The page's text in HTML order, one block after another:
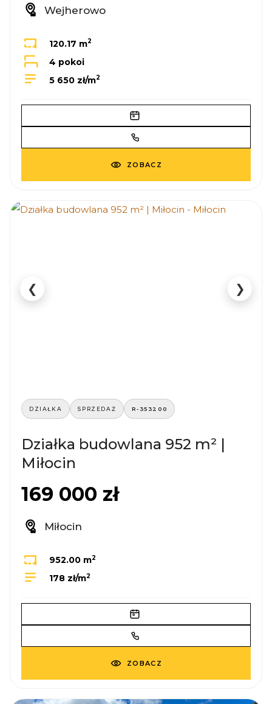
Wejherowo
120.17 m2
4 pokoi
5 650 zł/m2
ZOBACZ
❮ ❯
DZIAŁKA SPRZEDAŻ R-353200
Działka budowlana 952 m² |
Miłocin
169 000 zł
Miłocin
952.00 m2
178 zł/m2
ZOBACZ